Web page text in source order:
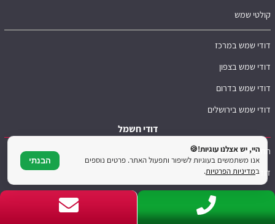
קולטי שמש
דודי שמש במרכז
דודי שמש בצפון
דודי שמש בדרום
דודי שמש בירושלים
דודי חשמל
התקנת דודי חשמל
דוד חשמל 30 ליטר
דוד חשמל 45 ליטר
דוד חשמל 60 ליטר
היי, יש אצלנו עוגיות!🍪
אנו משתמשים בעוגיות לשיפור ותפעול האתר. פרטים נוספים
במדיניות הפרטיות.
הבנתי